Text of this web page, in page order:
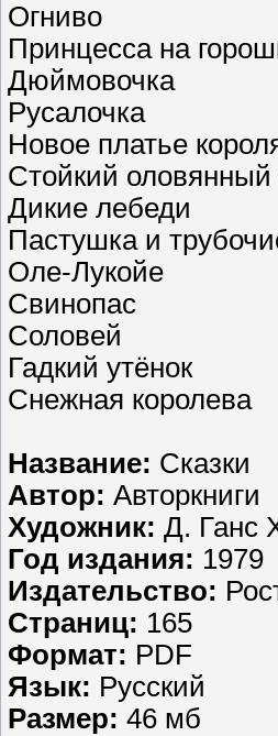
Огниво
Принцесса на
Дюймовочка
Русалочка
Новое платье
Стойкий оловянный
Дикие лебеди
Пастушка и
Оле-Лукойе
Свинопас
Соловей
Гадкий утёнок
Снежная королева
Название: Сказки
Автор: Авторкниги
Художник: Д. Ганс
Год издания: 1979
Издательство:
Страниц: 165
Формат: PDF
Язык: Русский
Размер: 46 мб